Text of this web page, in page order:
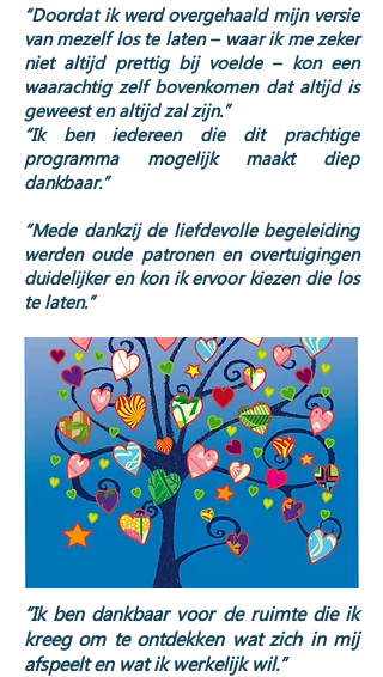
“Doordat ik werd overgehaald mijn versie
van mezelf los te laten – waar ik me zeker
niet altijd prettig bij voelde – kon een
waarachtig zelf bovenkomen dat altijd is
geweest en altijd zal zijn.”
“Ik ben iedereen die dit prachtige
programma mogelijk maakt diep
dankbaar.”
“Mede dankzij de liefdevolle begeleiding
werden oude patronen en overtuigingen
duidelijker en kon ik ervoor kiezen die los
te laten.”
“Ik ben dankbaar voor de ruimte die ik
kreeg om te ontdekken wat zich in mij
afspeelt en wat ik werkelijk wil.”